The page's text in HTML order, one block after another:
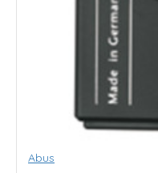
Abus